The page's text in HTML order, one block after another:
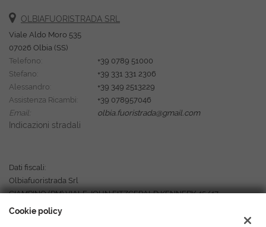
OLBIAFUORISTRADA SRL
Viale Aldo Moro 535
07026 Olbia (SS)
Telefono:
+39 0789 51000
Stefano:
+39 331 331 2306
Alessandro:
+39 349 2513229
Assistenza Ricambi:
+39 078957046
Email:
olbia.fuoristrada@gmail.com
Indicazioni stradali
Dati fiscali:
Olbiafuoristrada Srl
CIAMPINO (RM) VIALE JOHN FITZGERALD KENNEDY 45/47
P.IVA: 02574220907
Cookie policy